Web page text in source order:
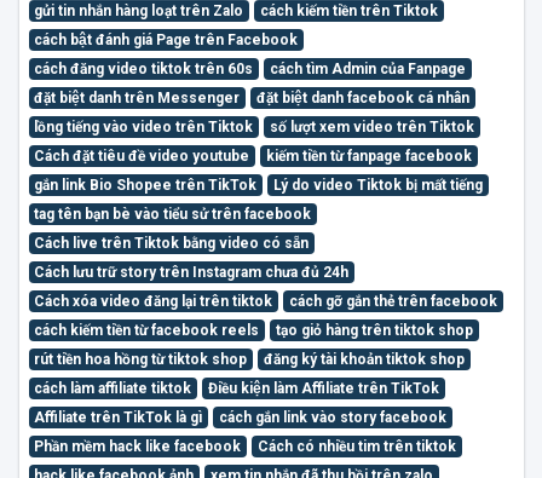
gửi tin nhắn hàng loạt trên Zalo
cách kiếm tiền trên Tiktok
cách bật đánh giá Page trên Facebook
cách đăng video tiktok trên 60s
cách tìm Admin của Fanpage
đặt biệt danh trên Messenger
đặt biệt danh facebook cá nhân
lồng tiếng vào video trên Tiktok
số lượt xem video trên Tiktok
Cách đặt tiêu đề video youtube
kiếm tiền từ fanpage facebook
gắn link Bio Shopee trên TikTok
Lý do video Tiktok bị mất tiếng
tag tên bạn bè vào tiểu sử trên facebook
Cách live trên Tiktok bằng video có sẵn
Cách lưu trữ story trên Instagram chưa đủ 24h
Cách xóa video đăng lại trên tiktok
cách gỡ gắn thẻ trên facebook
cách kiếm tiền từ facebook reels
tạo giỏ hàng trên tiktok shop
rút tiền hoa hồng từ tiktok shop
đăng ký tài khoản tiktok shop
cách làm affiliate tiktok
Điều kiện làm Affiliate trên TikTok
Affiliate trên TikTok là gì
cách gắn link vào story facebook
Phần mềm hack like facebook
Cách có nhiều tim trên tiktok